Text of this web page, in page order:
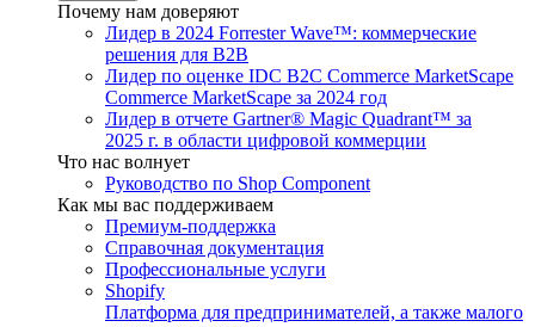
Почему нам доверяют
Лидер в 2024 Forrester Wave™: коммерческие
решения для B2B
Лидер по оценке IDC B2C Commerce MarketScape
Commerce MarketScape за 2024 год
Лидер в отчете Gartner® Magic Quadrant™ за
2025 г. в области цифровой коммерции
Что нас волнует
Руководство по Shop Component
Как мы вас поддерживаем
Премиум-поддержка
Справочная документация
Профессиональные услуги
Shopify
Платформа для предпринимателей, а также малого